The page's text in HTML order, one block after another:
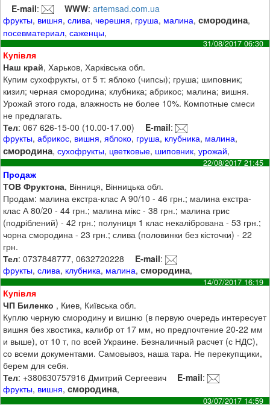
E-mail: WWW:artemsad.com.ua
фрукты, вишня,слива,черешня, груша, малина,смородина,
посевматериал,саженцы,
31/08/2017 06:30
Купівля
Наш край, Харьков, Харківська обл.
Купим сухофрукты, от 5 т: яблоко (чипсы); груша; шиповник;
кизил; черная смородина; клубника; абрикос; малина; вишня.
Урожай этого года, влажность не более 10%. Компотные смеси
не предлагать.
Тел: 067 626-15-00 (10.00-17.00) E-mail:
фрукты,абрикос, вишня,яблоко, груша, клубника, малина,
смородина,сухофрукты, цветковые, шиповник,урожай,
22/08/2017 21:45
Продаж
ТОВ Фруктона, Вінниця, Вінницька обл.
Продам: малина екстра-клас А 90/10 - 46 грн.; малина екстра-
клас А 80/20 - 44 грн.; малина мікс - 38 грн.; малина грис
(подріблений) - 42 грн.; полуниця 1 клас некалібрована - 53 грн.;
чорна смородина - 23 грн.; слива (половинки без кісточки) - 22
грн.
Тел: 0737848777, 0632720228 E-mail:
фрукты,слива, клубника, малина,смородина,
14/07/2017 16:19
Купівля
ЧП Биленко , Киев, Київська обл.
Куплю черную смородину и вишню (в первую очередь интересует
вишня без хвостика, калибр от 17 мм, но предпочтение 20-22 мм
и выше), от 10 т, по всей Украине. Безналичный расчет (с НДС),
со всеми документами. Самовывоз, наша тара. Не перекупщики,
берем для себя.
Тел: +380630757916 Дмитрий Сергеевич E-mail:
фрукты, вишня,смородина,
03/07/2017 14:59